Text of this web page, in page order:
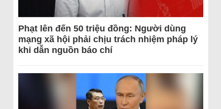
Phạt lên đến 50 triệu đồng: Người dùng
mạng xã hội phải chịu trách nhiệm pháp lý
khi dẫn nguồn báo chí